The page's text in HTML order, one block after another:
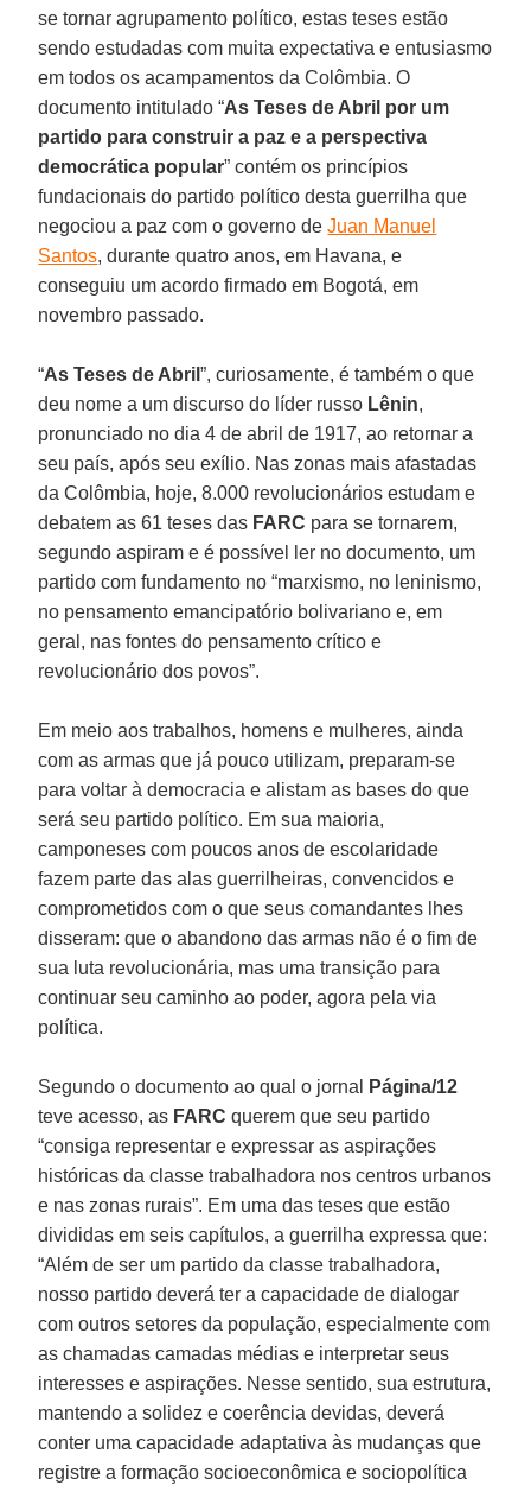
se tornar agrupamento político, estas teses estão
sendo estudadas com muita expectativa e entusiasmo
em todos os acampamentos da Colômbia. O
documento intitulado “As Teses de Abril por um
partido para construir a paz e a perspectiva
democrática popular” contém os princípios
fundacionais do partido político desta guerrilha que
negociou a paz com o governo deJuan Manuel
Santos, durante quatro anos, em Havana, e
conseguiu um acordo firmado em Bogotá, em
novembro passado.
“As Teses de Abril”, curiosamente, é também o que
deu nome a um discurso do líder russo Lênin,
pronunciado no dia 4 de abril de 1917, ao retornar a
seu país, após seu exílio. Nas zonas mais afastadas
da Colômbia, hoje, 8.000 revolucionários estudam e
debatem as 61 teses das FARC para se tornarem,
segundo aspiram e é possível ler no documento, um
partido com fundamento no “marxismo, no leninismo,
no pensamento emancipatório bolivariano e, em
geral, nas fontes do pensamento crítico e
revolucionário dos povos”.
Em meio aos trabalhos, homens e mulheres, ainda
com as armas que já pouco utilizam, preparam-se
para voltar à democracia e alistam as bases do que
será seu partido político. Em sua maioria,
camponeses com poucos anos de escolaridade
fazem parte das alas guerrilheiras, convencidos e
comprometidos com o que seus comandantes lhes
disseram: que o abandono das armas não é o fim de
sua luta revolucionária, mas uma transição para
continuar seu caminho ao poder, agora pela via
política.
Segundo o documento ao qual o jornal
Página/12
teve acesso, as FARC querem que seu partido
“consiga representar e expressar as aspirações
históricas da classe trabalhadora nos centros urbanos
e nas zonas rurais”. Em uma das teses que estão
divididas em seis capítulos, a guerrilha expressa que:
“Além de ser um partido da classe trabalhadora,
nosso partido deverá ter a capacidade de dialogar
com outros setores da população, especialmente com
as chamadas camadas médias e interpretar seus
interesses e aspirações. Nesse sentido, sua estrutura,
mantendo a solidez e coerência devidas, deverá
conter uma capacidade adaptativa às mudanças que
registre a formação socioeconômica e sociopolítica